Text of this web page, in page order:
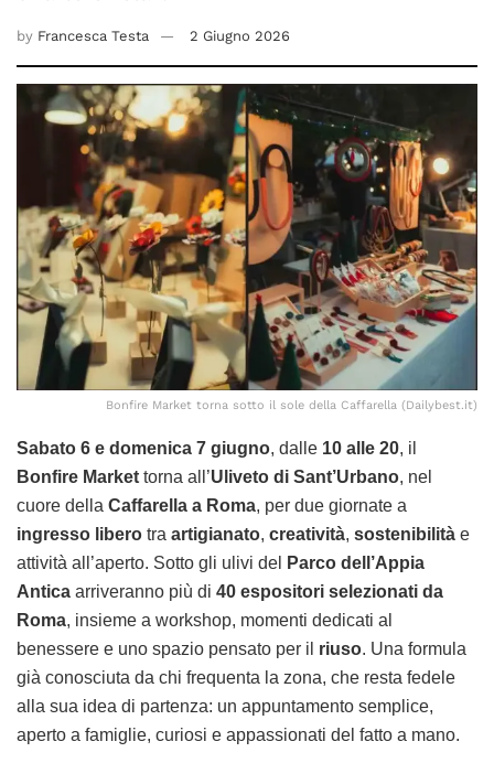
by Francesca Testa 2 Giugno 2026
Bonfire Market torna sotto il sole della Caffarella (Dailybest.it)
Sabato 6 e domenica 7 giugno, dalle 10 alle 20, il
Bonfire Market torna all’Uliveto di Sant’Urbano, nel
cuore della Caffarella a Roma, per due giornate a
ingresso libero tra artigianato, creatività, sostenibilità e
attività all’aperto. Sotto gli ulivi del
Parco dell’Appia
Antica arriveranno più di 40 espositori selezionati da
Roma, insieme a workshop, momenti dedicati al
benessere e uno spazio pensato per il riuso. Una formula
già conosciuta da chi frequenta la zona, che resta fedele
alla sua idea di partenza: un appuntamento semplice,
aperto a famiglie, curiosi e appassionati del fatto a mano.